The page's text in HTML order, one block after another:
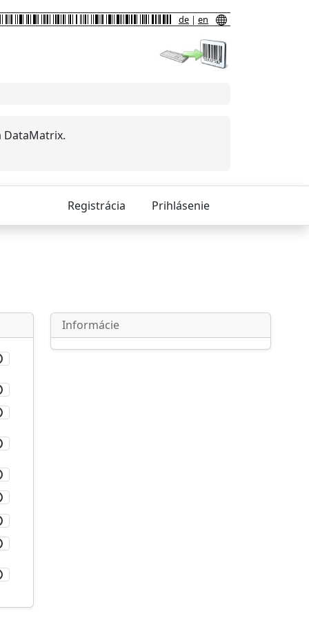
de | en
DataMatrix.
Registrácia Prihlásenie
Informácie